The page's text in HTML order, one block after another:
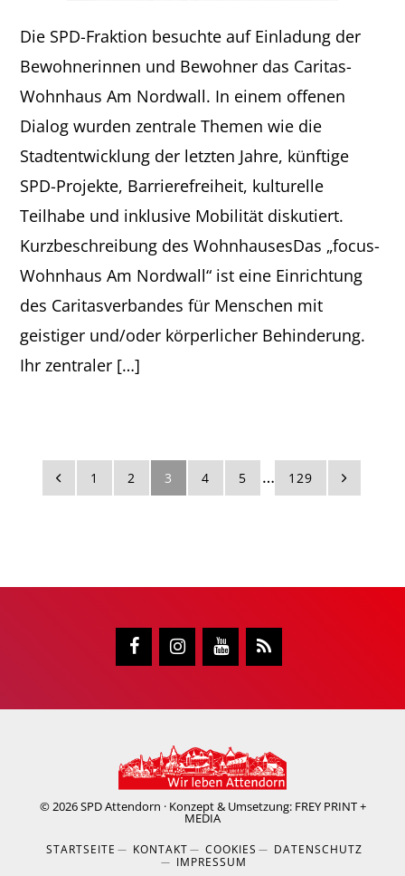
Die SPD-Fraktion besuchte auf Einladung der
Bewohnerinnen und Bewohner das Caritas-
Wohnhaus Am Nordwall. In einem offenen
Dialog wurden zentrale Themen wie die
Stadtentwicklung der letzten Jahre, künftige
SPD-Projekte, Barrierefreiheit, kulturelle
Teilhabe und inklusive Mobilität diskutiert.
Kurzbeschreibung des WohnhausesDas „focus-
Wohnhaus Am Nordwall“ ist eine Einrichtung
des Caritasverbandes für Menschen mit
geistiger und/oder körperlicher Behinderung.
Ihr zentraler […]
1 2 3 4 5
Weggelassene
… 129
© 2026SPD Attendorn · Konzept & Umsetzung: FREY PRINT +
MEDIA
STARTSEITE KONTAKT COOKIES
DATENSCHUTZ
IMPRESSUM